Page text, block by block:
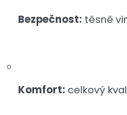
Bezpečnost: těsně
Komfort: celkový